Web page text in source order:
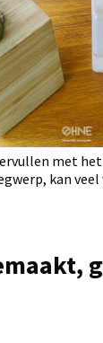
met
kan